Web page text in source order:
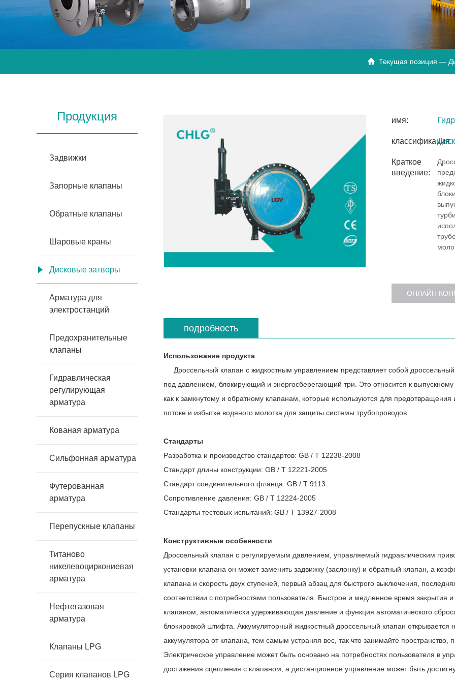
 Текущая позиция —
Продукция
Задвижки
Запорные клапаны
Обратные клапаны
Шаровые краны
Дисковые затворы
Арматура для
электростанций
Предохранительные
клапаны
Гидравлическая
регулирующая
арматура
Кованая арматура
Сильфонная арматура
Футерованная
арматура
Перепускные клапаны
Титаново
никелевоциркониевая
арматура
Нефтегазовая
арматура
Клапаны LPG
Серия клапанов LPG
имя:
классификация:
Краткое
введение:
ОНЛАЙН
подробность
Использование продукта
Дроссельный клапан с жидкостным управлением представляет собой
под давлением, блокирующий и энергосберегающий три. Это относится к
как к замкнутому и обратному клапанам, которые используются для
потоке и избытке водяного молотка для защиты системы трубопроводов.
Стандарты
Разработка и производство стандартов: GB / T 12238-2008
Стандарт длины конструкции: GB / T 12221-2005
Стандарт соединительного фланца: GB / T 9113
Сопротивление давления: GB / T 12224-2005
Стандарты тестовых испытаний: GB / T 13927-2008
Конструктивные особенности
Дроссельный клапан с регулируемым давлением, управляемый гидравлическим
установки клапана он может заменить задвижку (заслонку) и обратный клапан, а
клапана и скорость двух ступеней, первый абзац для быстрого выключения,
соответствии с потребностями пользователя. Быстрое и медленное время закрытия
клапаном, автоматически удерживающая давление и функция автоматического
блокировкой штифта. Аккумуляторный жидкостный дроссельный клапан открывается
аккумулятора от клапана, тем самым устраняя вес, так что занимайте пространство,
Электрическое управление может быть основано на потребностях пользователя в
достижения сцепления с клапаном, а дистанционное управление может быть